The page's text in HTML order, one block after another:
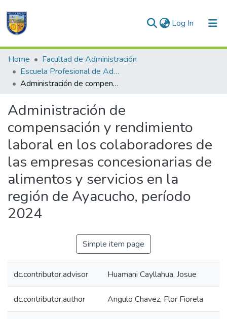
Log In (current)
Communities & Collections
All of DSpace
Home
Facultad de Administración
Escuela Profesional de Administración
Administración de compensación y rendimiento laboral en los colaboradores de las empresas concesionarias de alimentos y servicios en la región de Ayacucho, período 2024
Administración de
compensación y rendimiento
laboral en los colaboradores de
las empresas concesionarias de
alimentos y servicios en la
región de Ayacucho, período
2024
Simple item page
dc.contributor.advisor Huamani Cayllahua, Josue
dc.contributor.author Angulo Chavez, Flor Fiorela